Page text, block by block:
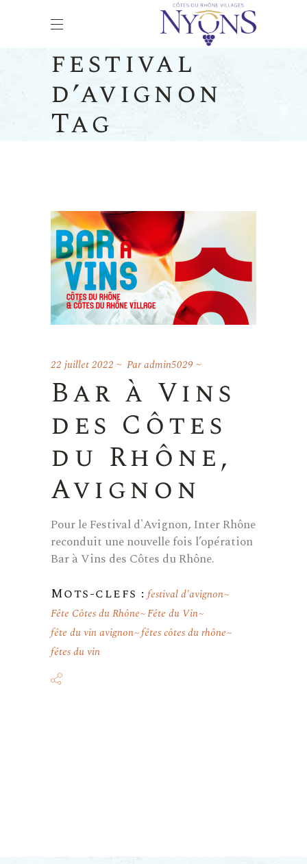
festival
d’avignon
Tag
22 juillet 2022 Paradmin5029
Bar à Vins
des Côtes
du Rhône,
Avignon
Pour le Festival d'Avignon, Inter Rhône
reconduit une nouvelle fois l’opération
Bar à Vins des Côtes du Rhône.
Mots-clefs : festival d'avignon
Fête Côtes du Rhône Fête du Vin
fête du vin avignon fêtes côtes du rhône
fêtes du vin